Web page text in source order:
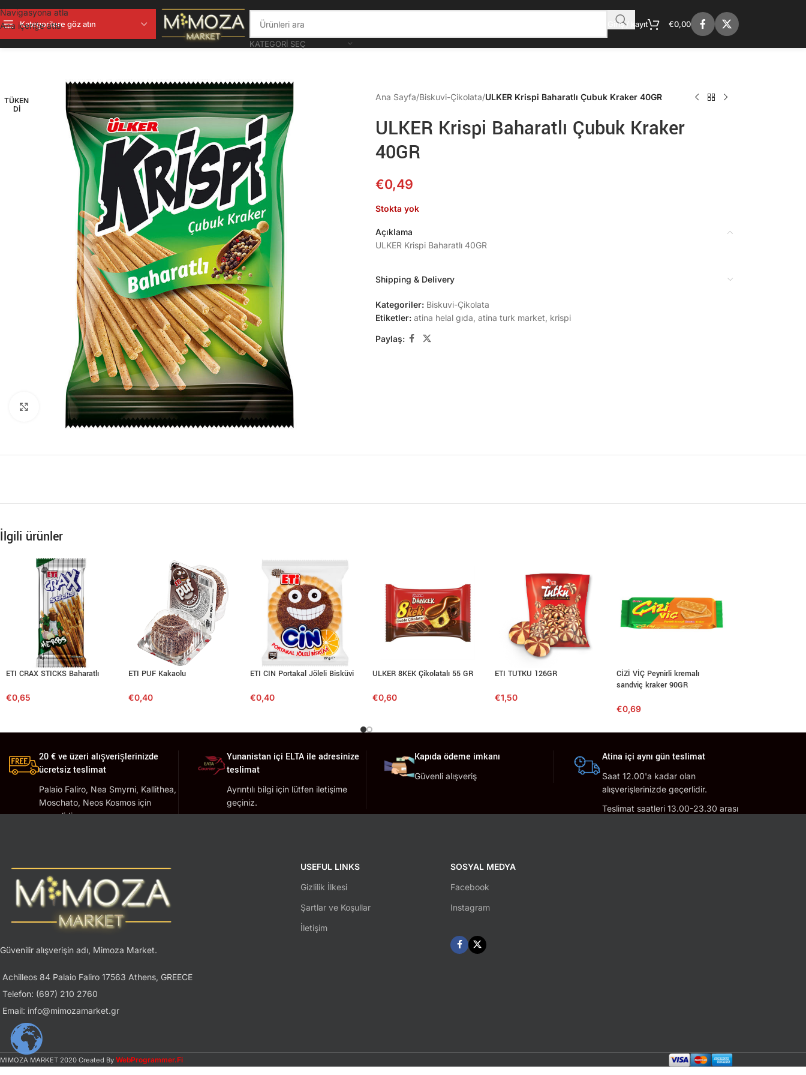
Navigasyona atla
Ana içeriğe atla
Kategorilere göz atın
KATEGORI SEÇ
Giriş / kayıt €0,00
TÜKEN
DI
Büyütmek için tıklayın
Ana Sayfa/Biskuvi-Çikolata/ULKER Krispi Baharatlı Çubuk Kraker 40GR
ULKER Krispi Baharatlı Çubuk Kraker
40GR
€0,49
Stokta yok
Açıklama
ULKER Krispi Baharatlı 40GR
Shipping & Delivery
Kategoriler: Biskuvi-Çikolata
Etiketler: atina helal gıda atina turk market krispi
Paylaş:
İlgili ürünler
ETI CRAX STICKS Baharatlı
€0,65
ETI PUF Kakaolu
€0,40
ETI CIN Portakal Jöleli Bisküvi
€0,40
ULKER 8KEK Çikolatalı 55 GR
€0,60
ETI TUTKU 126GR
€1,50
CİZİ VİÇ Peynirli kremalı
sandviç kraker 90GR
€0,69
20 € ve üzeri alışverişlerinizde
ücretsiz teslimat
Palaio Faliro, Nea Smyrni, Kallithea,
Moschato, Neos Kosmos için
geçerlidir.
Yunanistan içi ELTA ile adresinize
teslimat
Ayrıntılı bilgi için lütfen iletişime
geçiniz.
Kapıda ödeme imkanı
Güvenli alışveriş
Atina içi aynı gün teslimat
Saat 12.00'a kadar olan
alışverişlerinizde geçerlidir.
Teslimat saatleri 13.00-23.30 arası
Güvenilir alışverişin adı, Mimoza Market.
Achilleos 84 Palaio Faliro 17563 Athens, GREECE
Telefon: (697) 210 2760
Email: info@mimozamarket.gr
USEFUL LINKS
Gizlilik İlkesi
Şartlar ve Koşullar
İletişim
SOSYAL MEDYA
Facebook
Instagram
MIMOZA MARKET 2020 Created By WebProgrammer.Fi